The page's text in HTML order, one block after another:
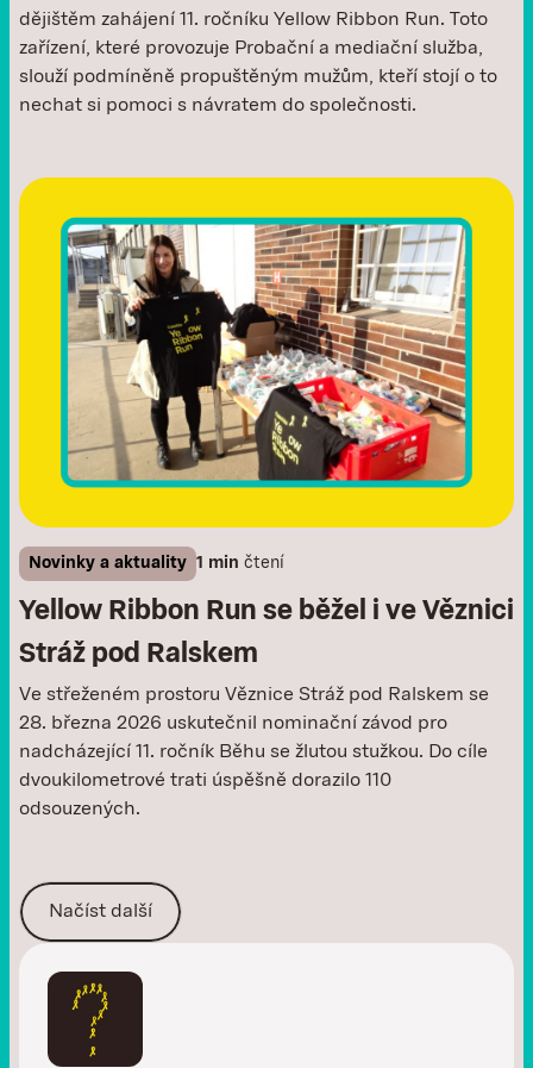
dějištěm zahájení 11. ročníku Yellow Ribbon Run. Toto
zařízení, které provozuje Probační a mediační služba,
slouží podmíněně propuštěným mužům, kteří stojí o to
nechat si pomoci s návratem do společnosti.
Novinky a aktuality 1 min čtení
Yellow Ribbon Run se běžel i ve Věznici
Stráž pod Ralskem
Ve střeženém prostoru Věznice Stráž pod Ralskem se
28. března 2026 uskutečnil nominační závod pro
nadcházející 11. ročník Běhu se žlutou stužkou. Do cíle
dvoukilometrové trati úspěšně dorazilo 110
odsouzených.
Načíst další